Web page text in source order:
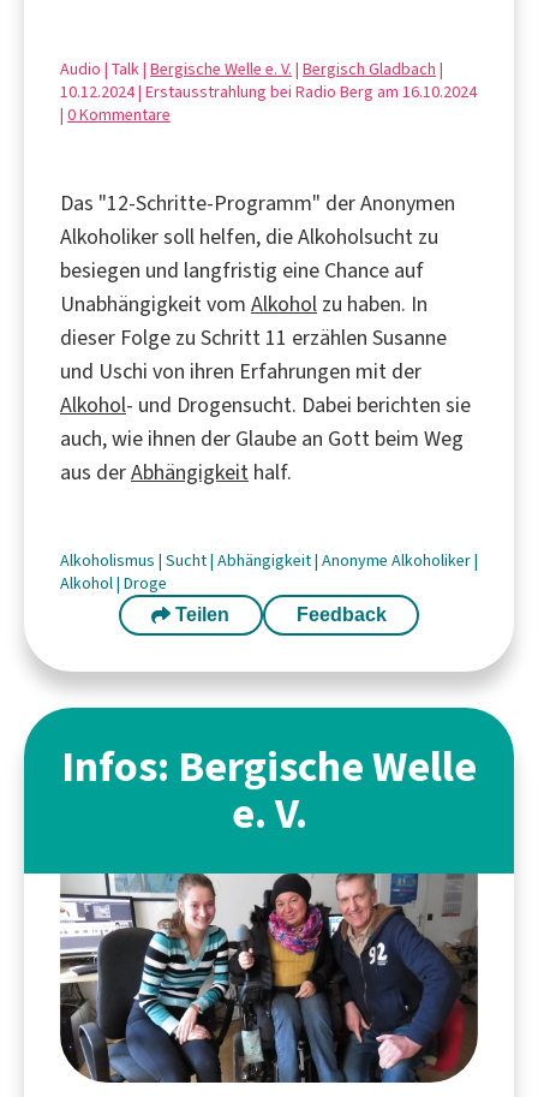
Audio | Talk | Bergische Welle e. V. | Bergisch Gladbach |
10.12.2024 | Erstausstrahlung bei Radio Berg am 16.10.2024
| 0 Kommentare
Das "12-Schritte-Programm" der Anonymen
Alkoholiker soll helfen, die Alkoholsucht zu
besiegen und langfristig eine Chance auf
Unabhängigkeit vom Alkohol zu haben. In
dieser Folge zu Schritt 11 erzählen Susanne
und Uschi von ihren Erfahrungen mit der
Alkohol- und Drogensucht. Dabei berichten sie
auch, wie ihnen der Glaube an Gott beim Weg
aus derAbhängigkeit half.
Alkoholismus | Sucht| Abhängigkeit| Anonyme Alkoholiker|
Alkohol| Droge
Teilen Feedback
Infos: Bergische Welle
e. V.